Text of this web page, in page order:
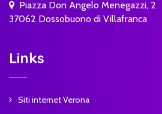
Piazza Don Angelo Menegazzi, 2
37062 Dossobuono di Villafranca
Links
Siti internet Verona